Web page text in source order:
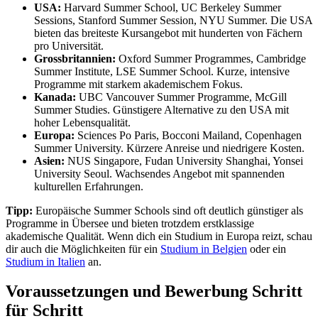
USA: Harvard Summer School, UC Berkeley Summer
Sessions, Stanford Summer Session, NYU Summer. Die USA
bieten das breiteste Kursangebot mit hunderten von Fächern
pro Universität.
Grossbritannien: Oxford Summer Programmes, Cambridge
Summer Institute, LSE Summer School. Kurze, intensive
Programme mit starkem akademischem Fokus.
Kanada: UBC Vancouver Summer Programme, McGill
Summer Studies. Günstigere Alternative zu den USA mit
hoher Lebensqualität.
Europa: Sciences Po Paris, Bocconi Mailand, Copenhagen
Summer University. Kürzere Anreise und niedrigere Kosten.
Asien: NUS Singapore, Fudan University Shanghai, Yonsei
University Seoul. Wachsendes Angebot mit spannenden
kulturellen Erfahrungen.
Tipp: Europäische Summer Schools sind oft deutlich günstiger als
Programme in Übersee und bieten trotzdem erstklassige
akademische Qualität. Wenn dich ein Studium in Europa reizt, schau
dir auch die Möglichkeiten für ein Studium in Belgien oder ein
Studium in Italien an.
Voraussetzungen und Bewerbung Schritt
für Schritt